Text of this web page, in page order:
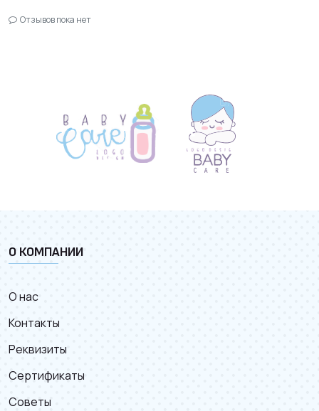
Отзывов пока нет
О КОМПАНИИ
О нас
Контакты
Реквизиты
Сертификаты
Советы